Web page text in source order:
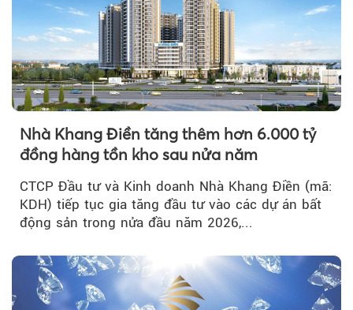
Nhà Khang Điền tăng thêm hơn 6.000 tỷ
đồng hàng tồn kho sau nửa năm
CTCP Đầu tư và Kinh doanh Nhà Khang Điền (mã:
KDH) tiếp tục gia tăng đầu tư vào các dự án bất
động sản trong nửa đầu năm 2026,...